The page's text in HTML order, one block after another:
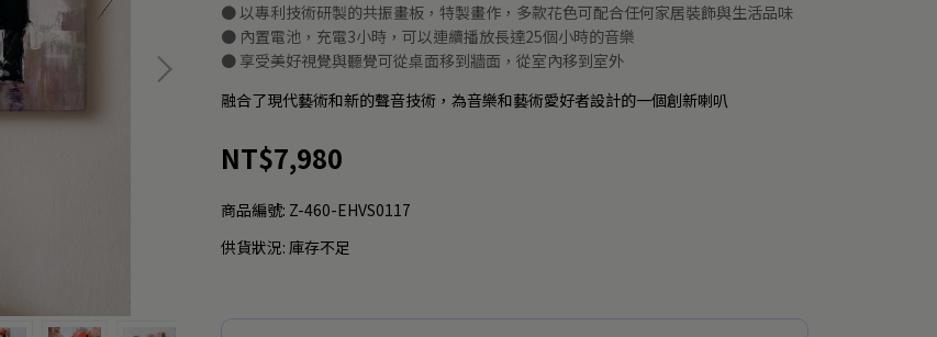
● 以專利技術研製的共振畫板，特製畫作，多款花色可配合任何家居裝飾與生活品味
● 內置電池，充電3小時，可以連續播放長達25個小時的音樂
● 享受美好視覺與聽覺可從桌面移到牆面，從室內移到室外
融合了現代藝術和新的聲音技術，為音樂和藝術愛好者設計的一個創新喇叭
NT$7,980
商品編號: Z-460-EHVS0117
供貨狀況: 庫存不足